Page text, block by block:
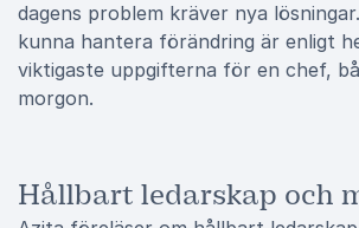
dagens problem kräver nya
kunna hantera förändring är enligt
viktigaste uppgifterna för en chef,
morgon.
Hållbart ledarskap och